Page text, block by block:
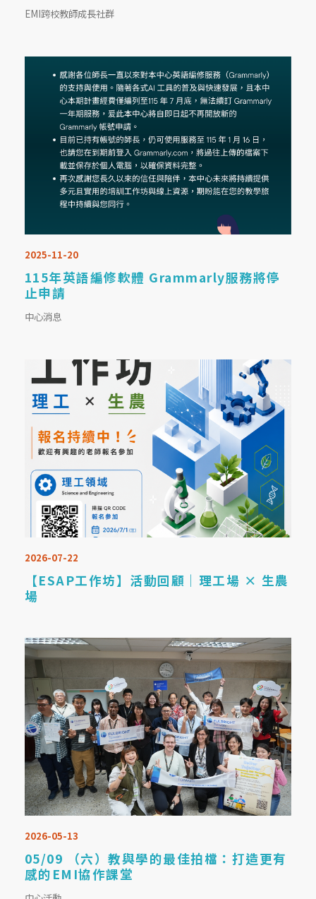
EMI跨校教師成長社群
2025-11-20
115年英語編修軟體 Grammarly服務將停
止申請
中心消息
2026-07-22
【ESAP工作坊】活動回顧｜理工場 × 生農
場
2026-05-13
05/09 （六）教與學的最佳拍檔：打造更有
感的EMI協作課堂